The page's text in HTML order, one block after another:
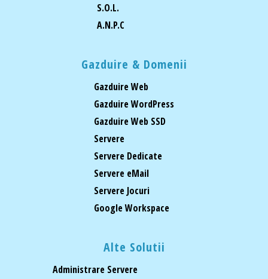
S.O.L.
A.N.P.C
Gazduire & Domenii
Gazduire Web
Gazduire WordPress
Gazduire Web SSD
Servere
Servere Dedicate
Servere eMail
Servere Jocuri
Google Workspace
Alte Solutii
Administrare Servere